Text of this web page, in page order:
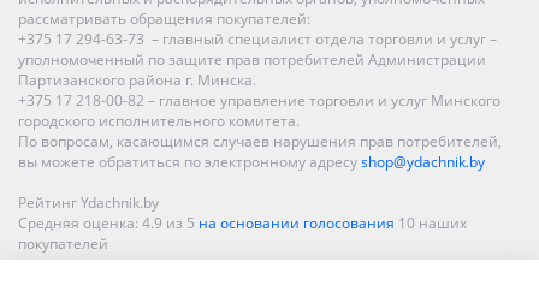
рассматривать обращения покупателей:
+375 17 294-63-73 – главный специалист отдела торговли и услуг –
уполномоченный по защите прав потребителей Администрации
Партизанского района г. Минска.
+375 17 218-00-82 – главное управление торговли и услуг Минского
городского исполнительного комитета.
По вопросам, касающимся случаев нарушения прав потребителей,
вы можете обратиться по электронному адресуshop@ydachnik.by
Рейтинг Ydachnik.by
Средняя оценка: 4.9 из 5 на основании голосования 10 наших
покупателей